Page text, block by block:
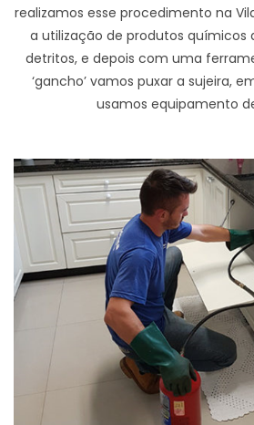
realizamos esse procedimento na
a utilização de produtos químicos
detritos, e depois com uma
‘gancho’ vamos puxar a sujeira,
usamos equipamento